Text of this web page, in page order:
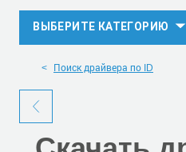
ВЫБЕРИТЕ КАТЕГОРИЮ
Поиск драйвера по ID